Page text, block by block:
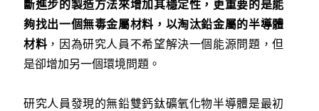
斷進步的製造方法來增加其穩定性，更重要的是能
夠找出一個無毒金屬材料，以淘汰鉛金屬的半導體
材料 ，因為研究人員不希望解決一個能源問題，但
是卻增加另一個環境問題。
研究人員發現的無鉛雙鈣鈦礦氧化物半導體是最初